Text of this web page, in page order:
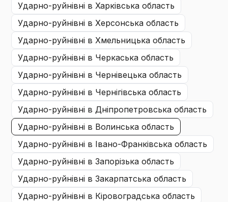
ударно-руйнівні в Харківська область
ударно-руйнівні в Херсонська область
ударно-руйнівні в Хмельницька область
ударно-руйнівні в Черкаська область
ударно-руйнівні в Чернівецька область
ударно-руйнівні в Чернігівська область
ударно-руйнівні в Дніпропетровська область
ударно-руйнівні в Волинська область
ударно-руйнівні в Івано-Франківська область
ударно-руйнівні в Запорізька область
ударно-руйнівні в Закарпатська область
ударно-руйнівні в Кіровоградська область